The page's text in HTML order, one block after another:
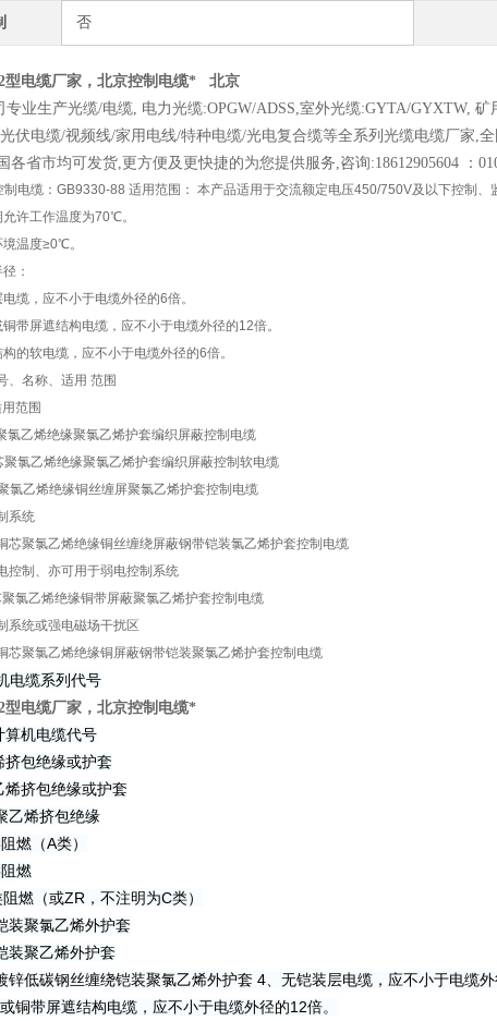
否
型电缆厂家，北京控制电缆* 北京
专业生产光缆/电缆, 电力光缆:OPGW/ADSS,室外光缆:GYTA/GYXTW,
伏电缆/视频线/家用电线/特种电缆/光电复合缆等全系列光缆电缆厂家,
各省市均可发货,更方便及更快捷的为您提供服务,咨询:18612905604 ：
制电缆：GB9330-88 适用范围： 本产品适用于交流额定电压450/750V及以下控制、
允许工作温度为70℃。
温度≥0℃。
：
缆，应不小于电缆外径的6倍。
带屏遮结构电缆，应不小于电缆外径的12倍。
的软电缆，应不小于电缆外径的6倍。
、名称、适用 范围
范围
氯乙烯绝缘聚氯乙烯护套编织屏蔽控制电缆
聚氯乙烯绝缘聚氯乙烯护套编织屏蔽控制软电缆
氯乙烯绝缘铜丝缠屏聚氯乙烯护套控制电缆
系统
芯聚氯乙烯绝缘铜丝缠绕屏蔽钢带铠装氯乙烯护套控制电缆
控制、亦可用于弱电控制系统
聚氯乙烯绝缘铜带屏蔽聚氯乙烯护套控制电缆
系统或强电磁场干扰区
芯聚氯乙烯绝缘铜屏蔽钢带铠装聚氯乙烯护套控制电缆
电缆系列代号
型电缆厂家，北京控制电缆*
机电缆代号
包绝缘或护套
挤包绝缘或护套
乙烯挤包绝缘
燃（A类）
燃
燃（或ZR，不注明为C类）
装聚氯乙烯外护套
装聚乙烯外护套
低碳钢丝缠绕铠装聚氯乙烯外护套 4、无铠装层电缆，应不小于电缆外
铜带屏遮结构电缆，应不小于电缆外径的12倍。